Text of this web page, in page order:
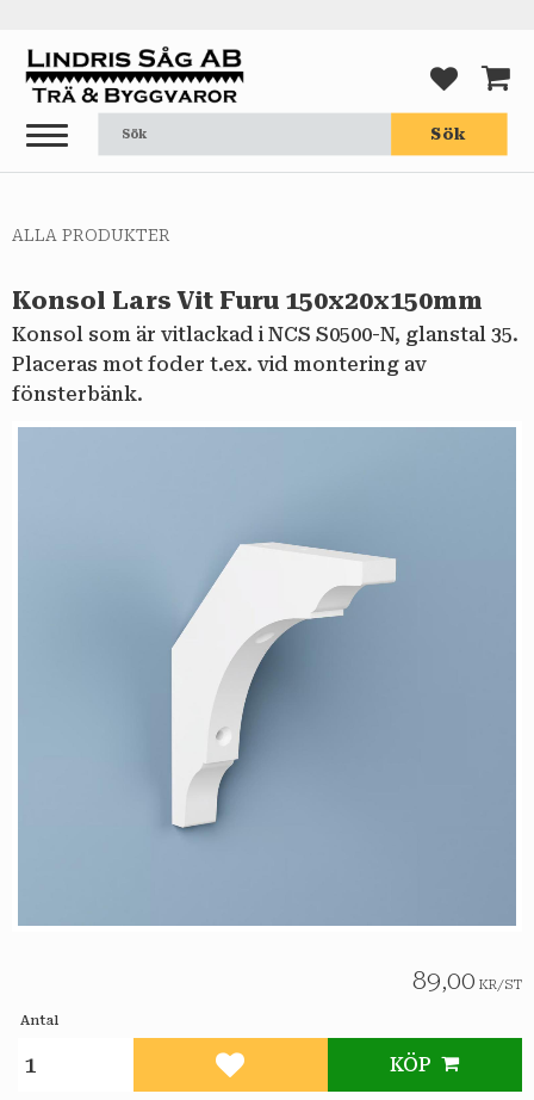
Meny
Sök
ALLA PRODUKTER
Konsol Lars Vit Furu 150x20x150mm
Konsol som är vitlackad i NCS S0500-N, glanstal 35.
Placeras mot foder t.ex. vid montering av
fönsterbänk.
89,00 KR/ST
Antal
KÖP
Lägg till i favoriter